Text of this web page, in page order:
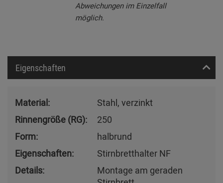
Abweichungen im Einzelfall
möglich.
Eigenschaften
Material:
Stahl, verzinkt
Rinnengröße (RG):
250
Form:
halbrund
Eigenschaften:
Stirnbretthalter NF
Details:
Montage am geraden